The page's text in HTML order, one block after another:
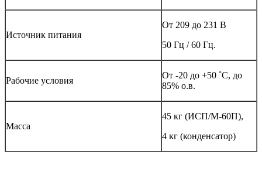
Источник питания
От 209 до 231 В
50 Гц / 60 Гц.
Рабочие условия
От -20 до +50 ˚С, до
85% о.в.
Масса
45 кг (ИСП/М-60П),
4 кг (конденсатор)